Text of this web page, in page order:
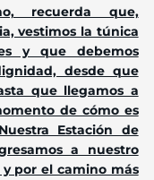
recuerda que,
vestimos la túnica
y que debemos
desde que
que llegamos a
de cómo es
Estación de
a nuestro
por el camino más